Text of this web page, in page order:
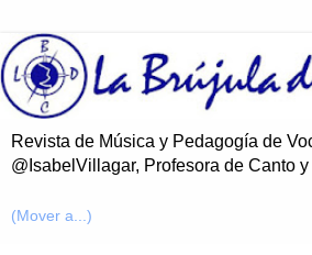
Revista de Música y Pedagogía de
@IsabelVillagar, Profesora de Canto y